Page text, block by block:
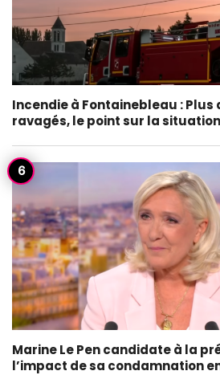
Incendie à Fontainebleau : Plus
ravagés, le point sur la
Marine Le Pen candidate à la
l’impact de sa condamnation